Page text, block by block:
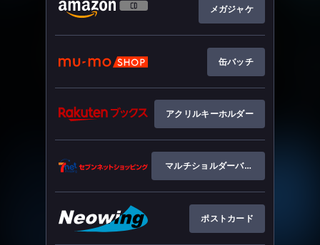
メガジャケ
缶バッチ
アクリルキーホルダー
マルチショルダーバッグ
ポストカード